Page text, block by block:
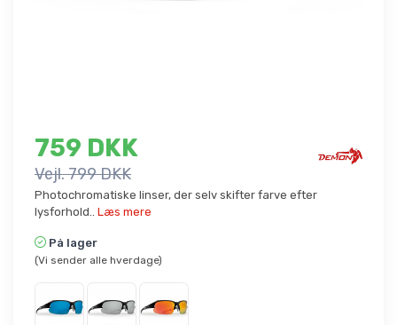
759 DKK
Vejl. 799 DKK
Photochromatiske linser, der selv skifter farve efter
lysforhold.. Læs mere
På lager
(Vi sender alle hverdage)